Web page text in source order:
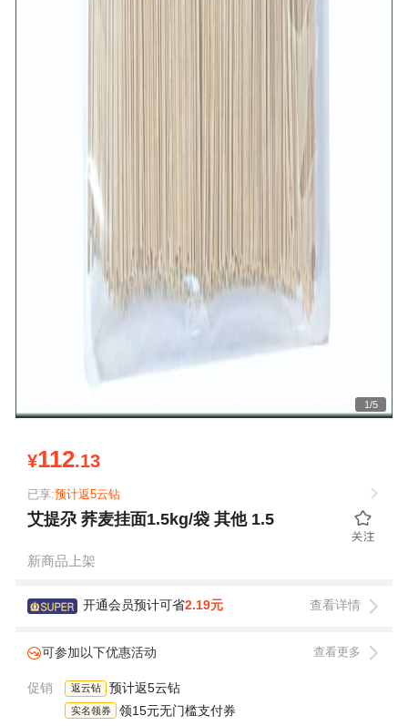
1/5
¥112.13
已享:预计返5云钻
艾提尕 荞麦挂面1.5kg/袋 其他 1.5
新商品上架
开通会员预计可省2.19元 查看详情
可参加以下优惠活动 查看更多
促销 返云钻 预计返5云钻
实名领券 领15元无门槛支付券